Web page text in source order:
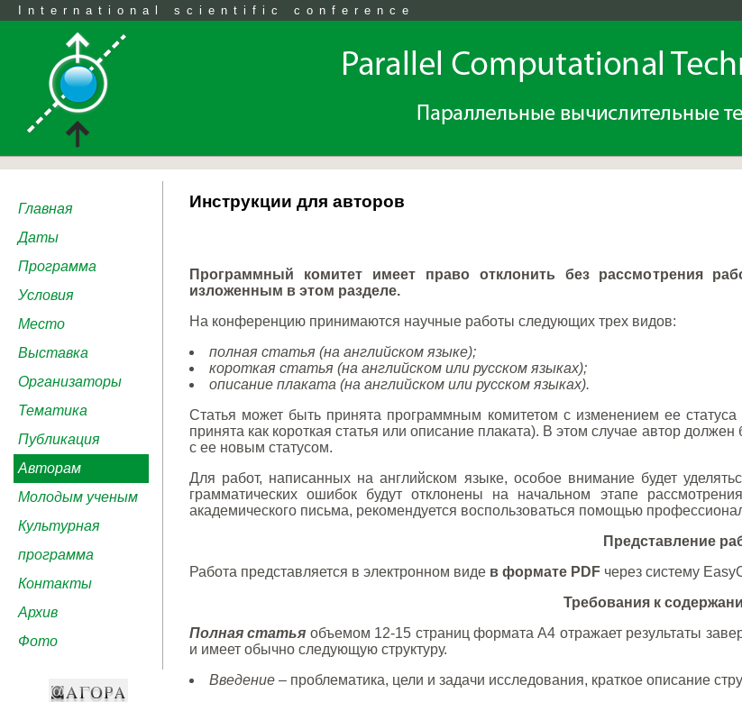
International scientific conference
Главная
Даты
Программа
Условия
Место
Выставка
Организаторы
Тематика
Публикация
Авторам
Молодым ученым
Культурная
программа
Контакты
Архив
Фото
Инструкции для авторов
Программный комитет имеет право отклонить без рассмотрения
изложенным в этом разделе.
На конференцию принимаются научные работы следующих трех видов:
полная статья (на английском языке);
короткая статья (на английском или русском языках);
описание плаката (на английском или русском языках).
Статья может быть принята программным комитетом с изменением ее
принята как короткая статья или описание плаката). В этом случае автор должен
с ее новым статусом.
Для работ, написанных на английском языке, особое внимание будет
грамматических ошибок будут отклонены на начальном этапе
академического письма, рекомендуется воспользоваться помощью
Представление
Работа представляется в электронном виде в формате PDF через систему
Требования к
Полная статья объемом 12-15 страниц формата А4 отражает результаты
и имеет обычно следующую структуру.
Введение – проблематика, цели и задачи исследования, краткое описание